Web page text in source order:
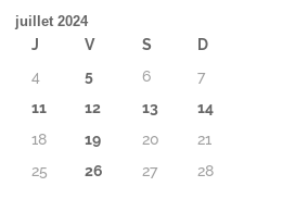
juillet 2024
J V S
D
4 5 6
7
11 12 13
14
18 19 20
21
25 26 27
28